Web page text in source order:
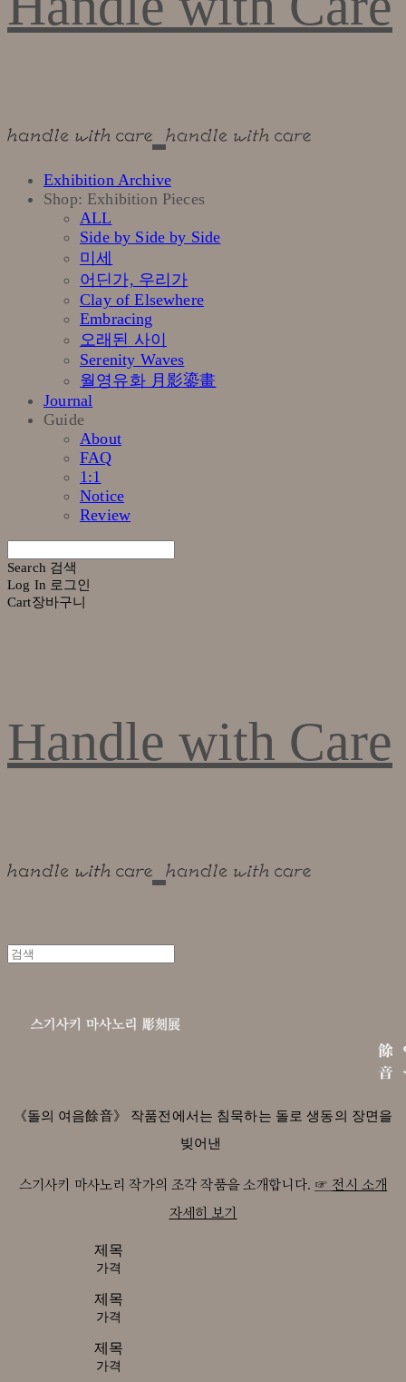
Exhibition Archive
Shop: Exhibition Pieces
ALL
Side by Side by Side
미세
어딘가, 우리가
Clay of Elsewhere
Embracing
오래된 사이
Serenity Waves
월영유화 月影鎏畫
Journal
Guide
About
FAQ
1:1
Notice
Review
Search 검색
Log In 로그인
Cart장바구니
Handle with Care
《돌의 여음餘音》 작품전에서는 침묵하는 돌로 생동의 장면을
빚어낸
스기사키 마사노리 작가의 조각 작품을 소개합니다. ☞ 전시 소개
자세히 보기
제목
가격
제목
가격
제목
가격